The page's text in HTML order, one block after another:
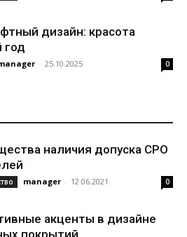
дизайн: красота
год
- 25.10.2025 0
наличия допуска СРО
manager - 12.06.2021 0
акценты в дизайне
покрытий